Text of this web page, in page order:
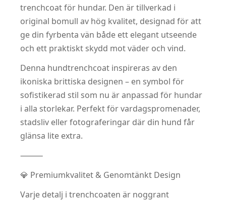
trenchcoat för hundar. Den är tillverkad i
original bomull av hög kvalitet, designad för att
ge din fyrbenta vän både ett elegant utseende
och ett praktiskt skydd mot väder och vind.
Denna hundtrenchcoat inspireras av den
ikoniska brittiska designen – en symbol för
sofistikerad stil som nu är anpassad för hundar
i alla storlekar. Perfekt för vardagspromenader,
stadsliv eller fotograferingar där din hund får
glänsa lite extra.
⸻
💎 Premiumkvalitet & Genomtänkt Design
Varje detalj i trenchcoaten är noggrant